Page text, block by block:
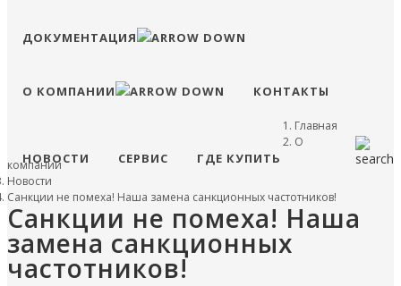
ДОКУМЕНТАЦИЯ
О КОМПАНИИ КОНТАКТЫ
НОВОСТИ СЕРВИС ГДЕ КУПИТЬ
Главная
О
компании
Новости
Санкции не помеха! Наша замена санкционных частотников!
Санкции не помеха! Наша
замена санкционных
частотников!